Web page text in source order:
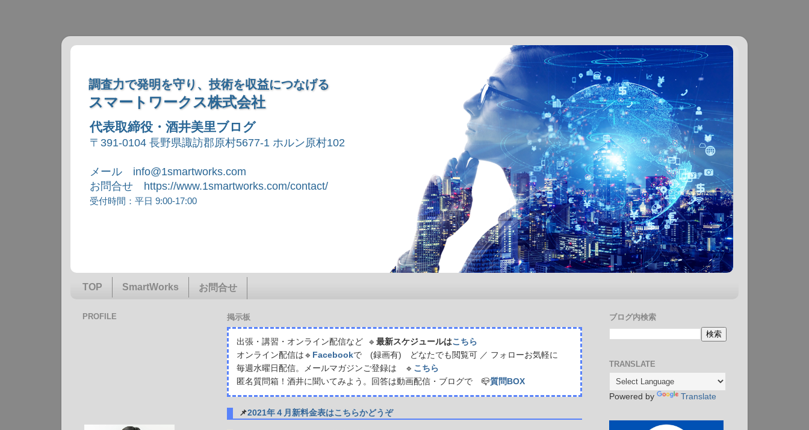
調査力で発明を守り、技術を収益につなげる
スマートワークス株式会社
代表取締役・酒井美里ブログ
〒391-0104 長野県諏訪郡原村5677-1 ホルン原村102
メール info@1smartworks.com
お問合せ https://www.1smartworks.com/contact/
受付時間：平日 9:00-17:00
TOP SmartWorks お問合せ
掲示板
出張・講習・オンライン配信など 🔹 最新スケジュールはこちら
オンライン配信は🔹 Facebookで (録画有) どなたでも閲覧可 ／ フォローお気軽に
毎週水曜日配信。メールマガジンご登録は 🔹 こちら
匿名質問箱！酒井に聞いてみよう。回答は動画配信・ブログで 📪質問BOX
📌2021年４月新料金表はこちらかどうぞ
PROFILE ブログ内検索
TRANSLATE
Powered by Translate